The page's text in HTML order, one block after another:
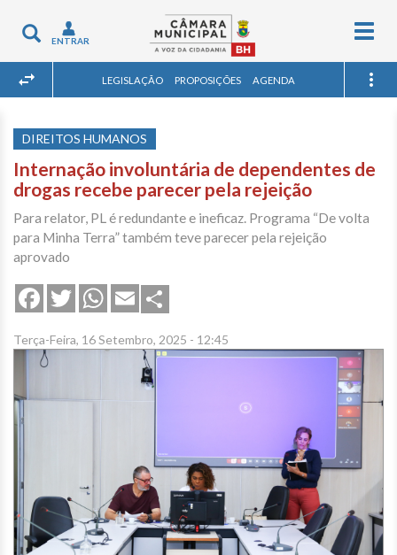
Toggle
navigation
ENTRAR
LEGISLAÇÃO PROPOSIÇÕES AGENDA
DIREITOS HUMANOS
Internação involuntária de dependentes de
drogas recebe parecer pela rejeição
Para relator, PL é redundante e ineficaz. Programa “De volta
para Minha Terra” também teve parecer pela rejeição
aprovado
FacebookTwitterWhatsApp
Email
Terça-Feira, 16 Setembro, 2025 - 12:45